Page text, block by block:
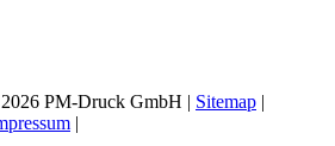
PM-Druck GmbH | Sitemap |
|